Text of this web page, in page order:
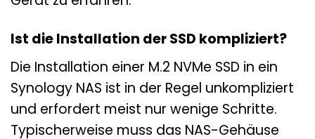
Ist die Installation der SSD kompliziert?
Die Installation einer M.2 NVMe SSD in ein
Synology NAS ist in der Regel unkompliziert
und erfordert meist nur wenige Schritte.
Typischerweise muss das NAS-Gehäuse